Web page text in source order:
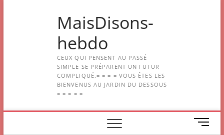
MaisDisons-
hebdo
CEUX QUI PENSENT AU PASSÉ
SIMPLE SE PRÉPARENT UN FUTUR
COMPLIQUÉ.= = = = VOUS ÊTES LES
BIENVENUS AU JARDIN DU DESSOUS
= = = = =
M
e